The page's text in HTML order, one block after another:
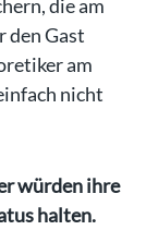
die am
den Gast
am
nicht
würden ihre
halten.